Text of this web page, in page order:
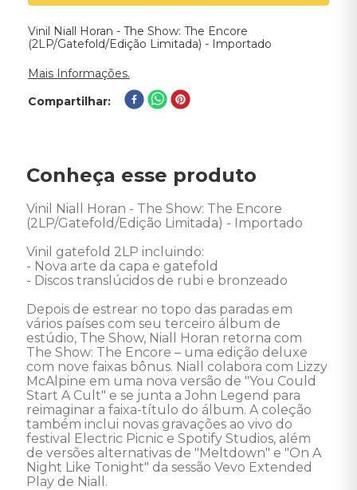
Vinil Niall Horan - The Show: The Encore
(2LP/Gatefold/Edição Limitada) - Importado
Mais Informações.
Compartilhar
Conheça esse produto
Vinil Niall Horan - The Show: The Encore
(2LP/Gatefold/Edição Limitada) - Importado
Vinil gatefold 2LP incluindo:
- Nova arte da capa e gatefold
- Discos translúcidos de rubi e bronzeado
Depois de estrear no topo das paradas em
vários países com seu terceiro álbum de
estúdio, The Show, Niall Horan retorna com
The Show: The Encore – uma edição deluxe
com nove faixas bônus. Niall colabora com Lizzy
McAlpine em uma nova versão de "You Could
Start A Cult" e se junta a John Legend para
reimaginar a faixa-título do álbum. A coleção
também inclui novas gravações ao vivo do
festival Electric Picnic e Spotify Studios, além
de versões alternativas de "Meltdown" e "On A
Night Like Tonight" da sessão Vevo Extended
Play de Niall.